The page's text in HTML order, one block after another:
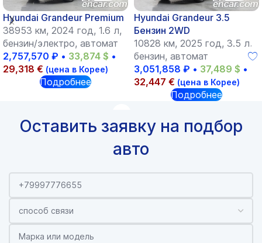
Hyundai Grandeur Premium
38953 км, 2024 год, 1.6 л,
бензин/электро, автомат
2,757,570 ₽ • 33,874 $ •
29,318 € (цена в Корее)
Подробнее
Hyundai Grandeur 3.5
Бензин 2WD
10828 км, 2025 год, 3.5 л,
бензин, автомат
3,051,858 ₽ • 37,489 $ •
32,447 € (цена в Корее)
Подробнее
Оставить заявку на подбор
авто